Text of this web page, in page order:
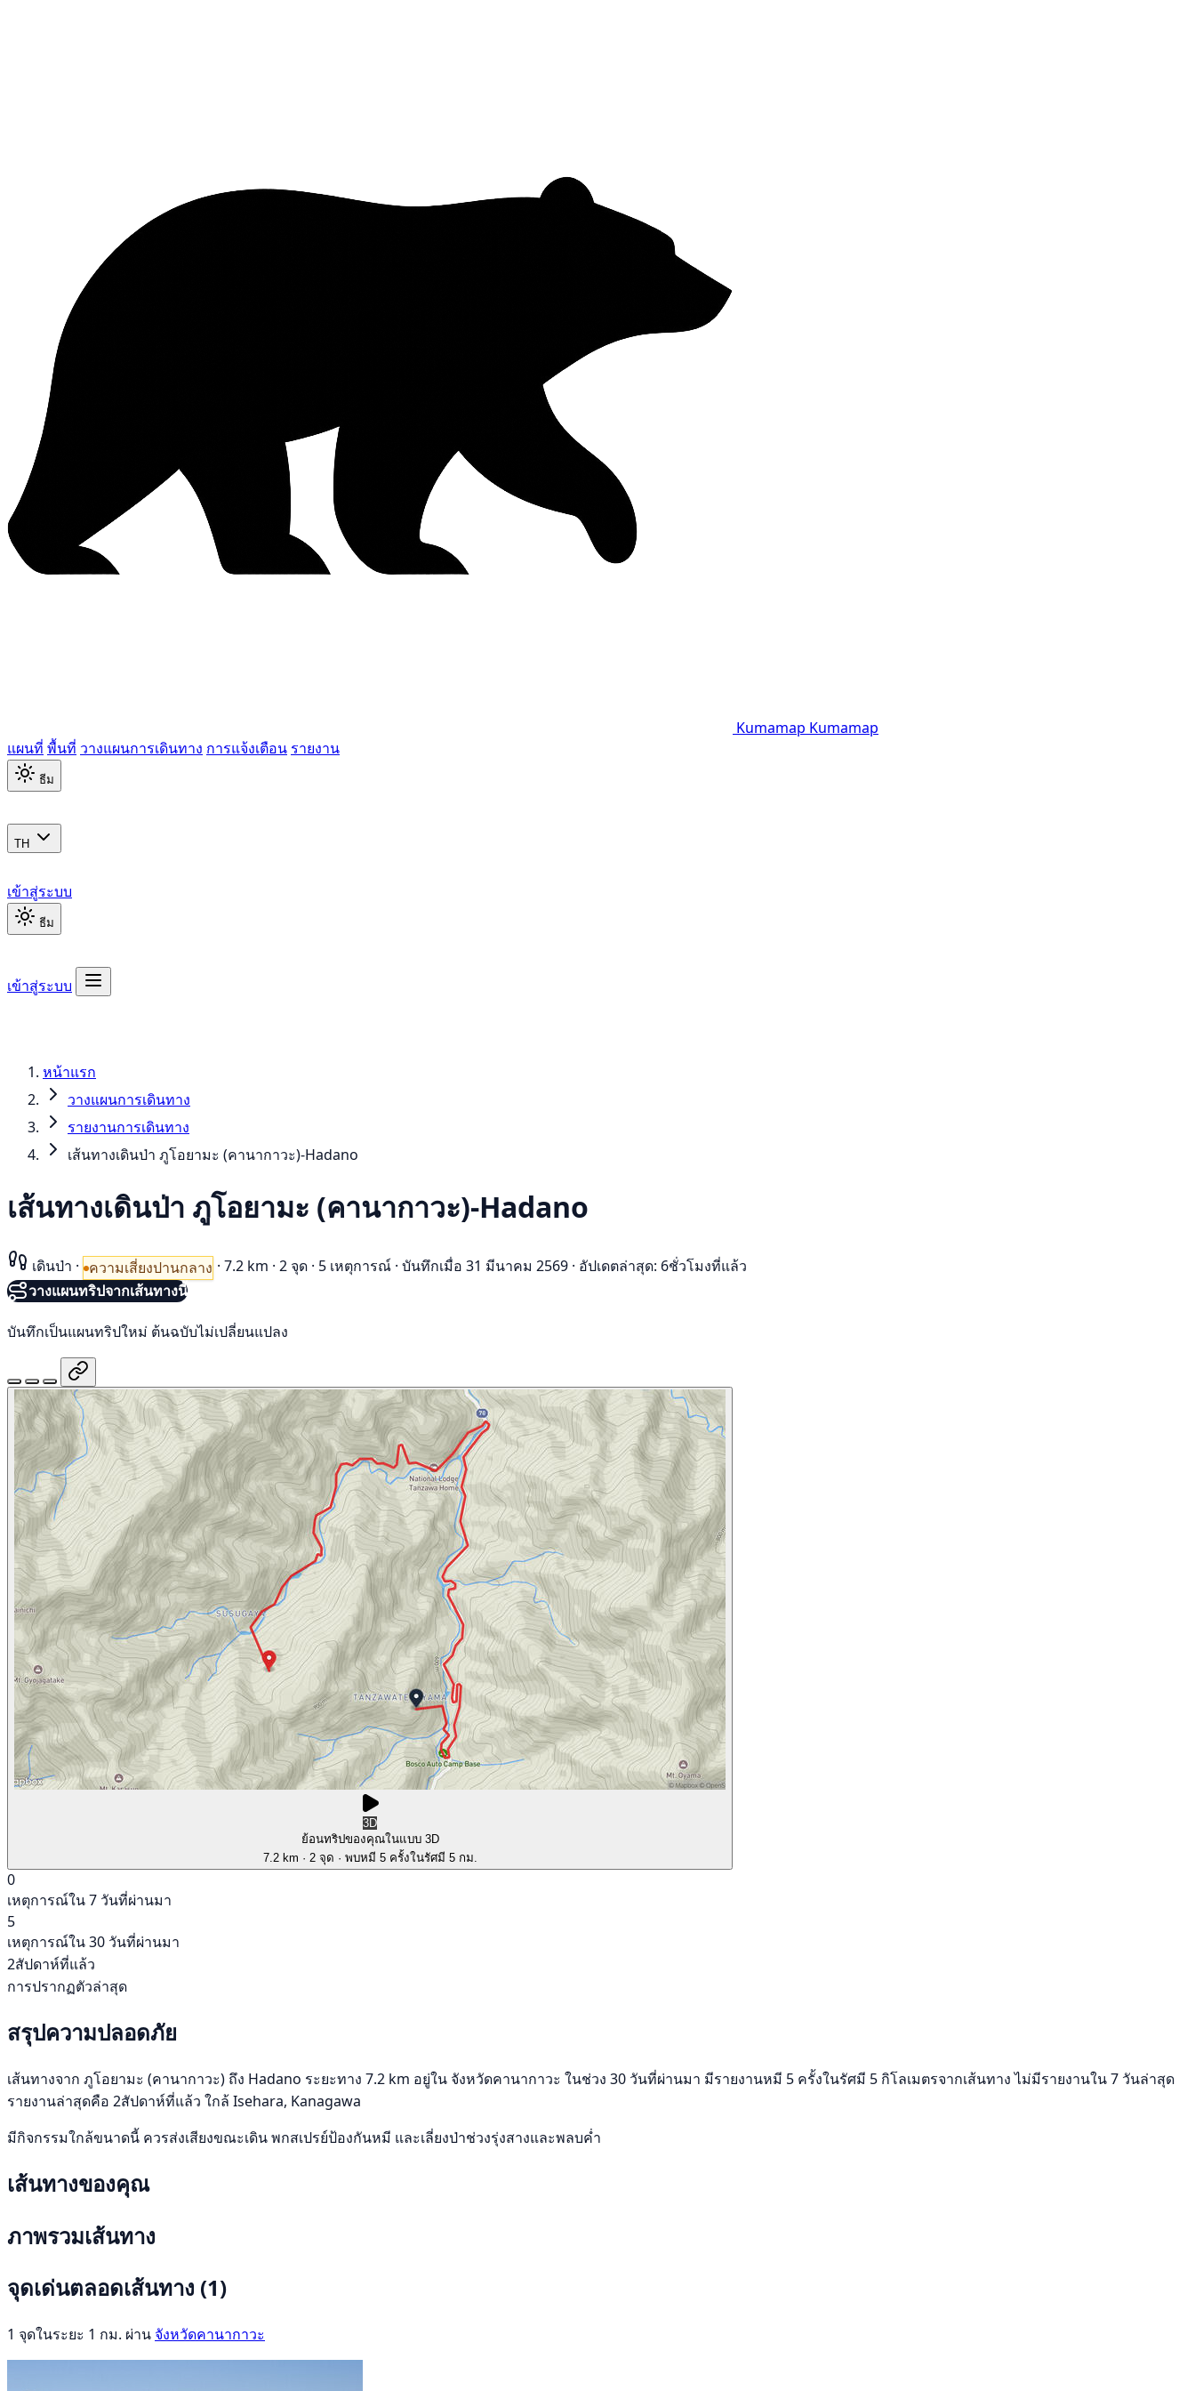
Kumamap Kumamap
แผนที่ พื้นที่ วางแผนการเดินทาง การแจ้งเตือน รายงาน
ธีม
TH
เข้าสู่ระบบ
ธีม
เข้าสู่ระบบ
หน้าแรก
วางแผนการเดินทาง
รายงานการเดินทาง
เส้นทางเดินป่า ภูโอยามะ (คานากาวะ)-Hadano
เส้นทางเดินป่า ภูโอยามะ (คานากาวะ)-Hadano
เดินป่า · ความเสี่ยงปานกลาง · 7.2 km · 2 จุด · 5 เหตุการณ์ · บันทึกเมื่อ 31 มีนาคม 2569 · อัปเดตล่าสุด: 6ชั่วโมงที่แล้ว
วางแผนทริปจากเส้นทางนี้
บันทึกเป็นแผนทริปใหม่ ต้นฉบับไม่เปลี่ยนแปลง
3D
ย้อนทริปของคุณในแบบ 3D
7.2 km · 2 จุด · พบหมี 5 ครั้งในรัศมี 5 กม.
0
เหตุการณ์ใน 7 วันที่ผ่านมา
5
เหตุการณ์ใน 30 วันที่ผ่านมา
2สัปดาห์ที่แล้ว
การปรากฏตัวล่าสุด
สรุปความปลอดภัย
เส้นทางจาก ภูโอยามะ (คานากาวะ) ถึง Hadano ระยะทาง 7.2 km อยู่ใน จังหวัดคานากาวะ ในช่วง 30 วันที่ผ่านมา มีรายงานหมี 5 ครั้งในรัศมี 5 กิโลเมตรจากเส้นทาง ไม่มีรายงานใน 7 วันล่าสุด
รายงานล่าสุดคือ 2สัปดาห์ที่แล้ว ใกล้ Isehara, Kanagawa
มีกิจกรรมใกล้ขนาดนี้ ควรส่งเสียงขณะเดิน พกสเปรย์ป้องกันหมี และเลี่ยงป่าช่วงรุ่งสางและพลบค่ำ
เส้นทางของคุณ
ภาพรวมเส้นทาง
จุดเด่นตลอดเส้นทาง (1)
1 จุดในระยะ 1 กม. ผ่าน จังหวัดคานากาวะ